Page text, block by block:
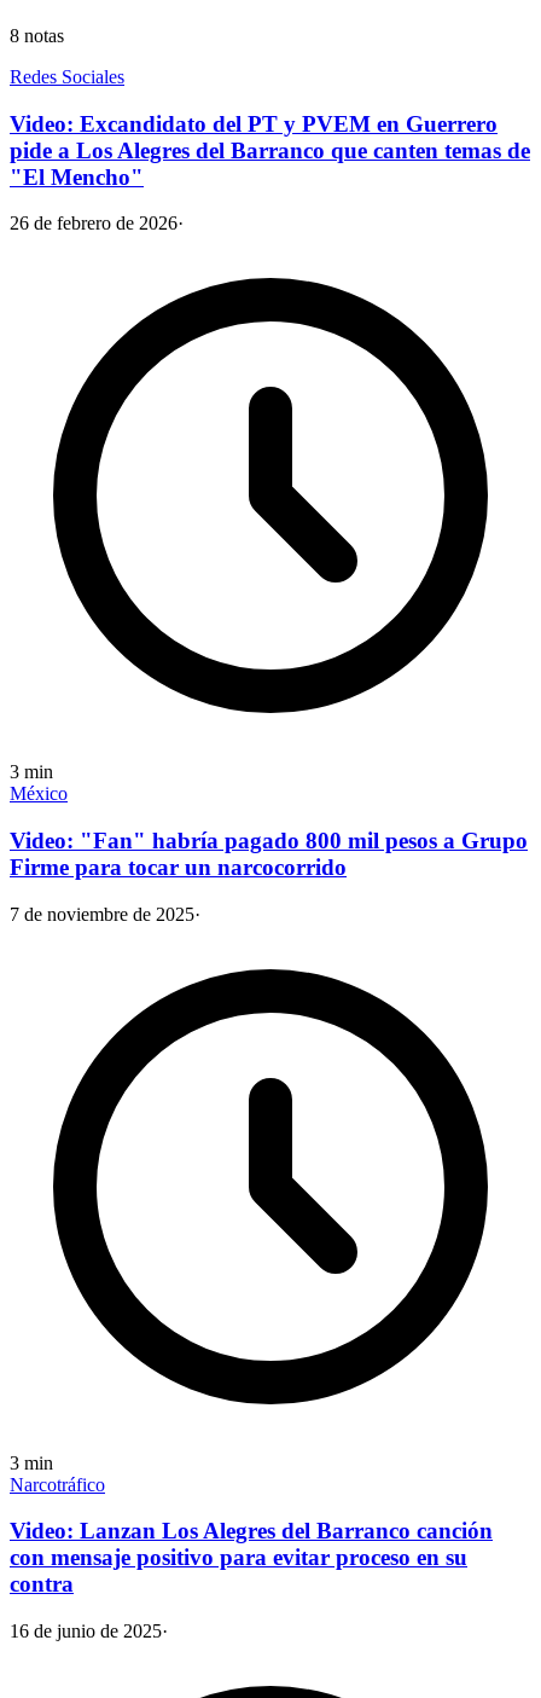
8 notas
Redes Sociales
Video: Excandidato del PT y PVEM en Guerrero
pide a Los Alegres del Barranco que canten temas de
"El Mencho"
26 de febrero de 2026·
3 min
México
Video: "Fan" habría pagado 800 mil pesos a Grupo
Firme para tocar un narcocorrido
7 de noviembre de 2025·
3 min
Narcotráfico
Video: Lanzan Los Alegres del Barranco canción
con mensaje positivo para evitar proceso en su
contra
16 de junio de 2025·